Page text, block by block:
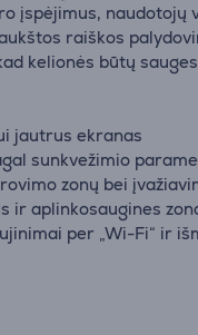
įspėjimus, naudotojų
raiškos
kelionės būtų
jautrus ekranas
sunkvežimio
zonų bei
ir aplinkosaugines
per „Wi-Fi“ ir